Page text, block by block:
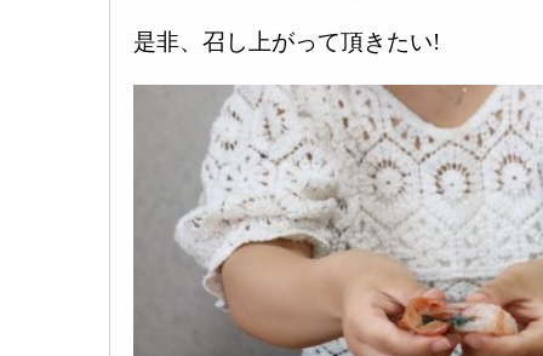
是非、召し上がって頂きたい!